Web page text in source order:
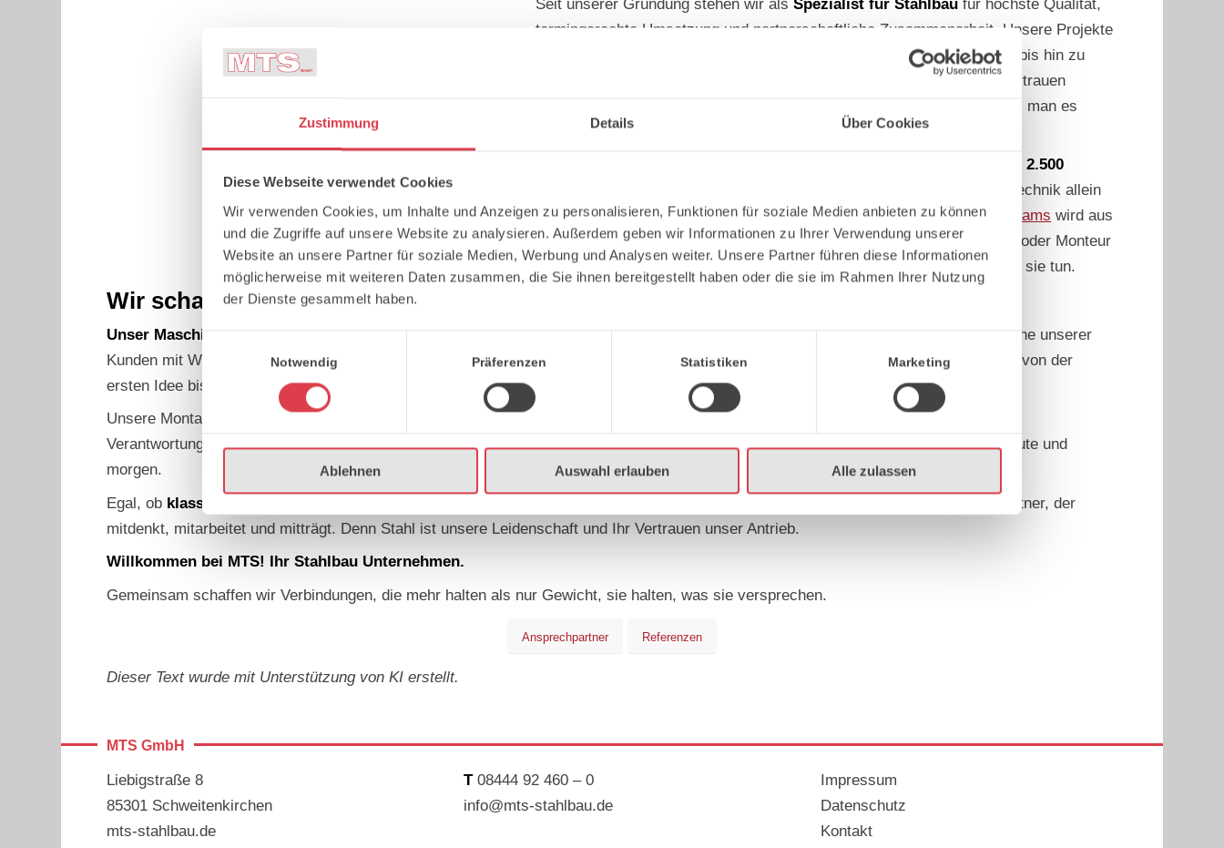
Zustimmung Details Über Cookies
Diese Webseite verwendet Cookies
Wir verwenden Cookies, um Inhalte und Anzeigen zu personalisieren, Funktionen für soziale Medien anbieten zu können
und die Zugriffe auf unsere Website zu analysieren. Außerdem geben wir Informationen zu Ihrer Verwendung unserer
Website an unsere Partner für soziale Medien, Werbung und Analysen weiter. Unsere Partner führen diese Informationen
möglicherweise mit weiteren Daten zusammen, die Sie ihnen bereitgestellt haben oder die sie im Rahmen Ihrer Nutzung
der Dienste gesammelt haben.
Einwilligungsauswahl
Notwendig Präferenzen Statistiken Marketing
Ablehnen Auswahl erlauben Alle zulassen
Seit unserer Gründung stehen wir alsSpezialist für Stahlbau für höchste Qualität,
termingerechte Umsetzung und partnerschaftliche Zusammenarbeit. Unsere Projekte
erstrecken sich über ganz Süddeutschland von kleinen Konstruktionen bis hin zu
komplexen, großvolumigen Bauvorhaben. Was sie alle vereint? Das Vertrauen
unserer Kunden und unser unermüdlicher Anspruch, besser zu sein, als man es
erwartet.
fertigen wir jährlich rund2.500
, mit höchster Präzision und modernster Technik. Doch Technik allein
reicht uns nicht. Erst durch das Know-how und Engagement unseres
Teams wird aus
jedem Projekt ein echtes Qualitätsprodukt. Ob Projektleiter, Schweißer oder Monteur
bei uns arbeiten Menschen, die wissen, was sie tun und die lieben, was sie tun.
Wir schaffen Verbindungen, die tragen
Unser Maschinenpark ist hochmodern aber unser Denken ist menschlich.
Wir hören zu, wir beraten ehrlich und setzen die Wünsche unserer
Kunden mit Weitblick und Detailgenauigkeit um. Denn für uns ist jedes Bauvorhaben einzigartig und verdient die volle Aufmerksamkeit von der
ersten Idee bis zur letzten Schraube.
Unsere Montageteams auf der Baustelle stehen für
Verlässlichkeit, Termintreue und handwerkliche Exzellenz.
Mit großem
Verantwortungsbewusstsein und viel Erfahrung sorgen sie dafür, dass jede Konstruktion nicht nur passt, sondern auch Bestand hat heute und
morgen.
Egal, ob klassische Stahlkonstruktionen, Verbundbauträger oder individuelle Sonderlösungen
: Mit MTS setzen Sie auf einen Partner, der
mitdenkt, mitarbeitet und mitträgt. Denn Stahl ist unsere Leidenschaft und Ihr Vertrauen unser Antrieb.
Willkommen bei MTS! Ihr Stahlbau Unternehmen.
Gemeinsam schaffen wir Verbindungen, die mehr halten als nur Gewicht, sie halten, was sie versprechen.
Ansprechpartner Referenzen
Dieser Text wurde mit Unterstützung von KI erstellt.
Liebigstraße 8
85301 Schweitenkirchen
mts-stahlbau.de
T08444 92 460 – 0
info@mts-stahlbau.de
Impressum
Datenschutz
Kontakt